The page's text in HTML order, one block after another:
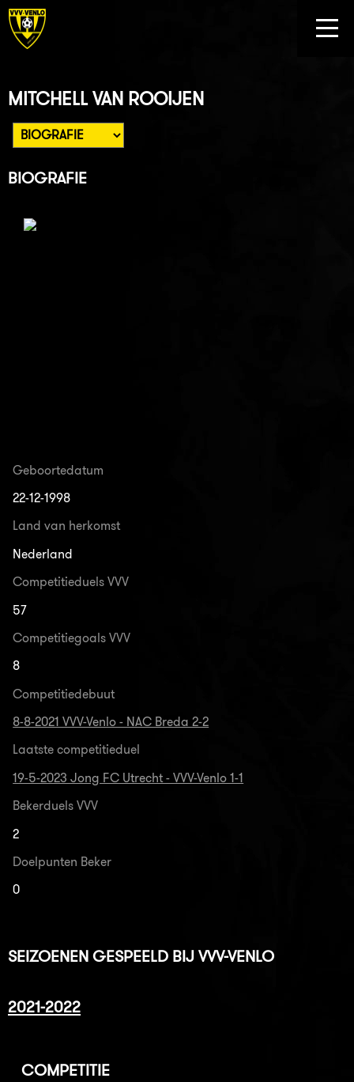
MITCHELL VAN ROOIJEN
BIOGRAFIE
Geboortedatum
22-12-1998
Land van herkomst
Nederland
Competitieduels VVV
57
Competitiegoals VVV
8
Competitiedebuut
8-8-2021 VVV-Venlo - NAC Breda 2-2
Laatste competitieduel
19-5-2023 Jong FC Utrecht - VVV-Venlo 1-1
Bekerduels VVV
2
Doelpunten Beker
0
SEIZOENEN GESPEELD BIJ VVV-VENLO
2021-2022
COMPETITIE